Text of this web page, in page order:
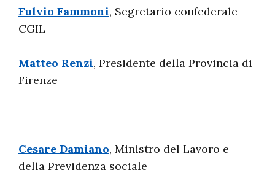
Fulvio Fammoni, Segretario confederale
CGIL
Matteo Renzi, Presidente della Provincia di
Firenze
Cesare Damiano, Ministro del Lavoro e
della Previdenza sociale